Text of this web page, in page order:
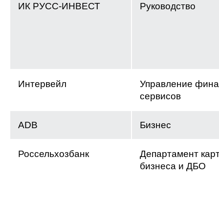
ИК РУСС-ИНВЕСТ Руководство
Интервейл
Управление
сервисов
ADB Бизнес
Россельхозбанк
Департамент
бизнеса и ДБО